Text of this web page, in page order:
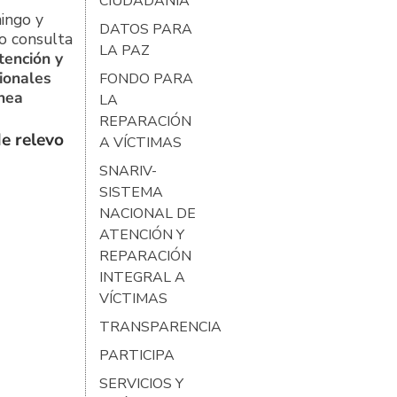
y
consulta
y
relevo
DATOS PARA
LA PAZ
FONDO PARA
LA
REPARACIÓN
A VÍCTIMAS
SNARIV-
SISTEMA
NACIONAL DE
ATENCIÓN Y
REPARACIÓN
INTEGRAL A
VÍCTIMAS
TRANSPARENCIA
PARTICIPA
SERVICIOS Y